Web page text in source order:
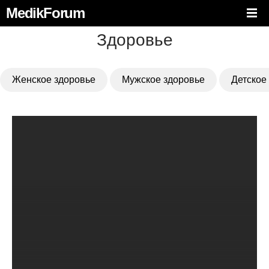
MedikForum
Здоровье
Женское здоровье Мужское здоровье